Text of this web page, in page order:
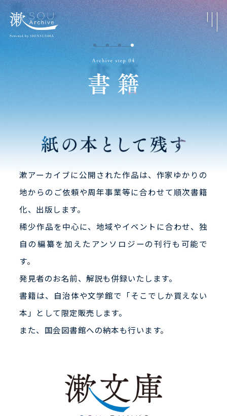
漱アーカイブに公開された作品は、作家ゆかりの
地からのご依頼や周年事業等に合わせて順次書籍
化、出版します。
稀少作品を中心に、地域やイベントに合わせ、独
自の編纂を加えたアンソロジーの刊行も可能で
す。
発見者のお名前、解説も併録いたします。
書籍は、自治体や文学館で「そこでしか買えない
本」として限定販売します。
また、国会図書館への納本も行います。